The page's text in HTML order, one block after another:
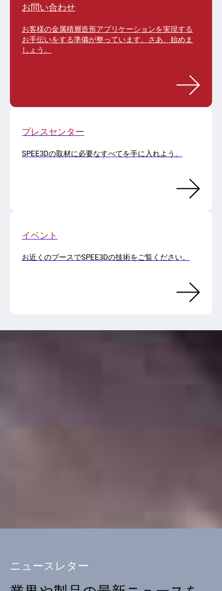
お問い合わせ
お客様の金属積層造形アプリケーションを実現する
お手伝いをする準備が整っています。さあ、始めま
しょう。
プレスセンター
SPEE3Dの取材に必要なすべてを手に入れよう。
イベント
お近くのブースでSPEE3Dの技術をご覧ください。
ニュースレター